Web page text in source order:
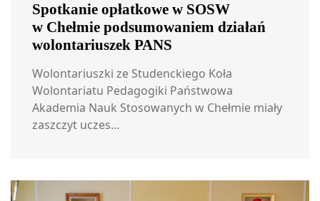
Spotkanie opłatkowe w SOSW
w Chełmie podsumowaniem działań
wolontariuszek PANS
Wolontariuszki ze Studenckiego Koła
Wolontariatu Pedagogiki Państwowa
Akademia Nauk Stosowanych w Chełmie miały
zaszczyt uczes...